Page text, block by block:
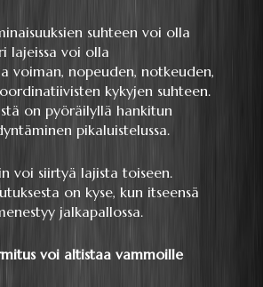
suhteen voi olla
lajeissa voi olla
voiman, nopeuden, notkeuden,
kykyjen suhteen.
on pyöräilyllä hankitun
pikaluistelussa.
voi siirtyä lajista toiseen.
on kyse, kun itseensä
jalkapallossa.
voi altistaa vammoille